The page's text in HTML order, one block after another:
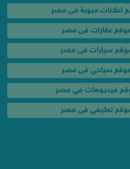
سياحي فى مصر
فيديوهات في مصر
تعليمي فى مصر